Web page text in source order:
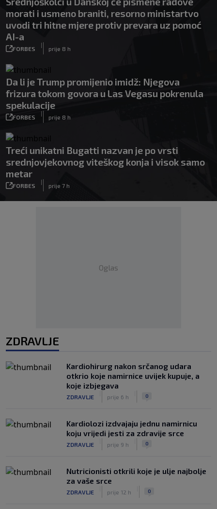
morati i usmeno braniti, resorno ministartvo
uvodi tri hitne mjere protiv prevara uz pomoć
AI-a
FORBES
|
prije 8 h
Da li je Trump promijenio imidž: Njegova
frizura tokom govora u Las Vegasu pokrenula
spekulacije
FORBES
|
prije 8 h
Treći unikatni Bugatti nazvan je po vrsti
srednjovjekovnog viteškog konja i visok samo
metar
FORBES
|
prije 7 h
Oglas
ZDRAVLJE
Kardiohirurg nakon srčanog udara
otkrio koje namirnice uvijek kupuje, a
koje izbjegava
ZDRAVLJE prije 6 h 0
Kardiolozi izdvajaju jednu namirnicu
koju vrijedi jesti za zdravije srce
ZDRAVLJE prije 9 h 0
Nutricionisti otkrili koje je ulje najbolje
za vaše srce
ZDRAVLJE prije 12 h 0